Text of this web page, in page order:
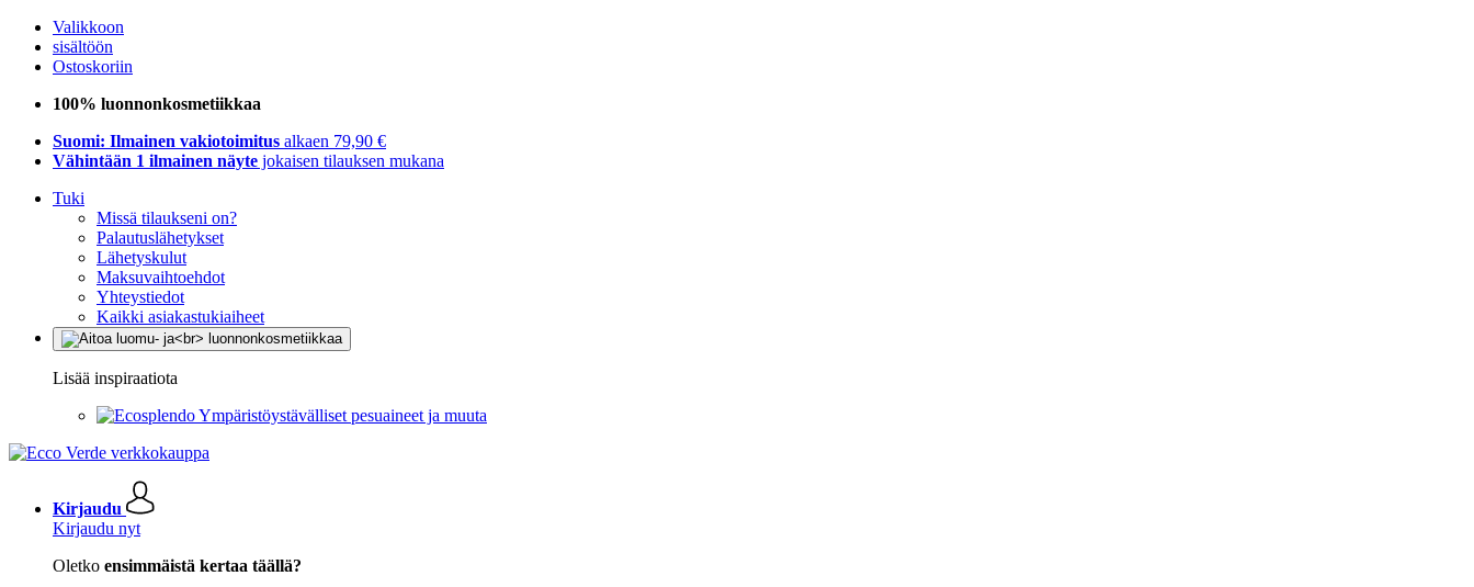
Valikkoon
sisältöön
Ostoskoriin
100% luonnonkosmetiikkaa
Suomi: Ilmainen vakiotoimitus alkaen 79,90 €
Vähintään 1 ilmainen näyte jokaisen tilauksen mukana
Tuki
Missä tilaukseni on?
Palautuslähetykset
Lähetyskulut
Maksuvaihtoehdot
Yhteystiedot
Kaikki asiakastukiaiheet
Lisää inspiraatiota
Ympäristöystävälliset pesuaineet ja muuta
Kirjaudu
Kirjaudu nyt
Oletko ensimmäistä kertaa täällä?